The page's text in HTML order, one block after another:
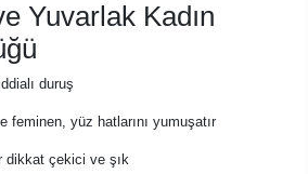
Yuvarlak Kadın
duruş
feminen, yüz hatlarını yumuşatır
dikkat çekici ve şık